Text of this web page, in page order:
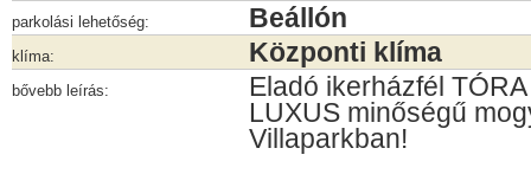
parkolási lehetőség: Beállón
klíma: Központi klíma
bővebb leírás:
Eladó ikerházfél
LUXUS minőségű
Villaparkban!